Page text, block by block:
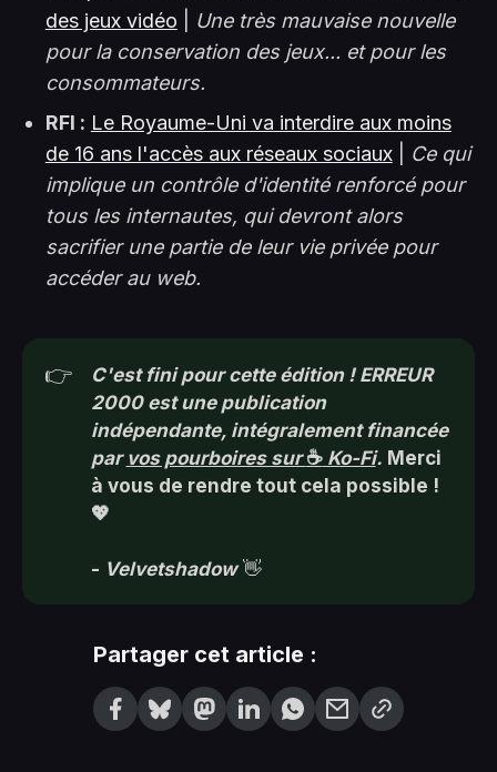
des jeux vidéo
Une très mauvaise nouvelle
pour la conservation des jeux... et pour les
consommateurs.
RFI : Le Royaume-Uni va interdire aux moins
de 16 ans l'accès aux réseaux sociaux|
Ce qui
implique un contrôle d'identité renforcé pour
tous les internautes, qui devront alors
sacrifier une partie de leur vie privée pour
accéder au web.
👉
C'est fini pour cette édition ! ERREUR
2000 est une publication
indépendante, intégralement financée
par vos pourboires sur ☕ Ko-Fi. Merci
à vous de rendre tout cela possible !
💖
- Velvetshadow👋
Partager cet article :